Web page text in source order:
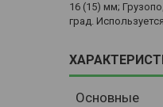
16 (15) мм;
град.
Основные